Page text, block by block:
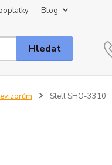
Blog
Hledat
Stell SHO-3310